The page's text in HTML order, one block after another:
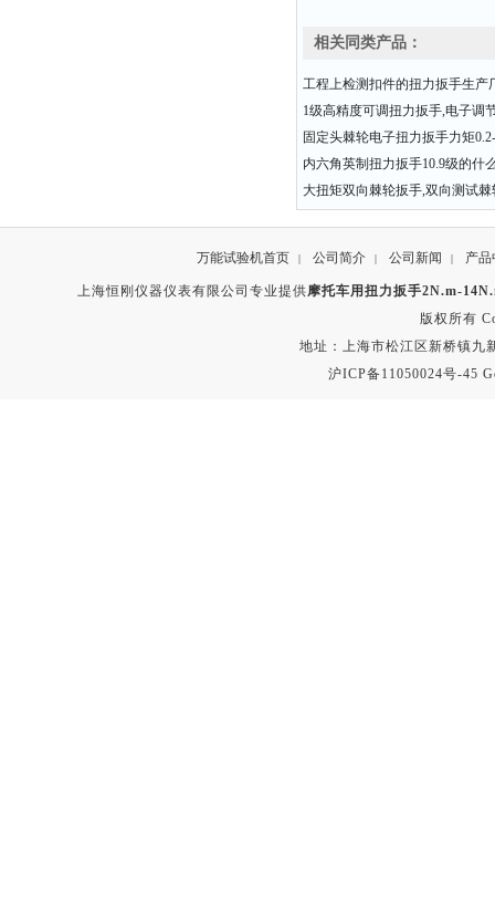
相关同类产品：
工程上检测扣件的扭力扳手生产
1级高精度可调扭力扳手,电子调
固定头棘轮电子扭力扳手力矩
内六角英制扭力扳手10.9级的什
大扭矩双向棘轮扳手,双向测试
万能试验机首页 | 公司简介 | 公司新闻 | 产品
上海恒刚仪器仪表有限公司专业提供摩托车用扭力扳手2N.m-
版权所有
地址：上海市松江区新桥镇九
沪ICP备11050024号-45